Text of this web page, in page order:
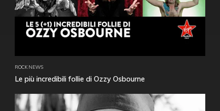
ROCK NEWS
Le più incredibili follie di Ozzy Osbourne